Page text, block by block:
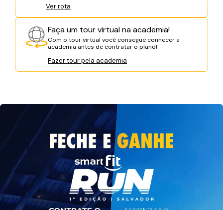
Ver rota
Faça um tour virtual na academia!
Com o tour virtual você consegue conhecer a
academia antes de contratar o plano!
Fazer tour pela academia